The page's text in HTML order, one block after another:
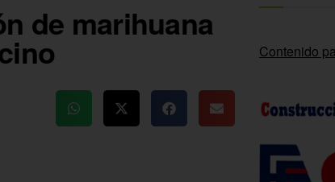
de marihuana
Contenido